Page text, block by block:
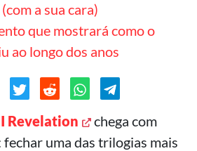
a sua cara)
que mostrará como o
ao longo dos anos
Revelation
chega com
uma das trilogias mais